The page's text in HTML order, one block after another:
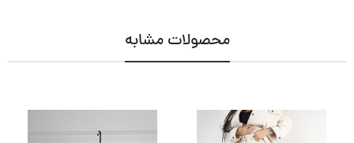
محصولات مشابه